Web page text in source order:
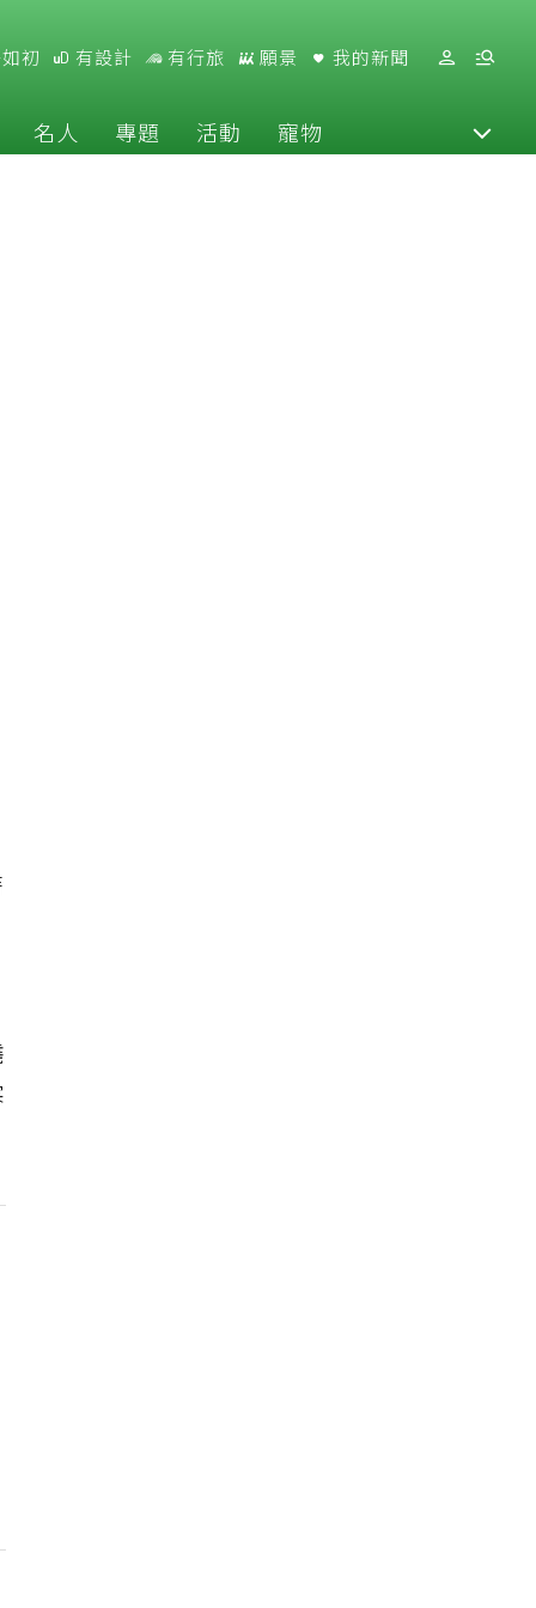
初 有設計 有行旅 願景 我的新聞
名人 專題 活動 寵物